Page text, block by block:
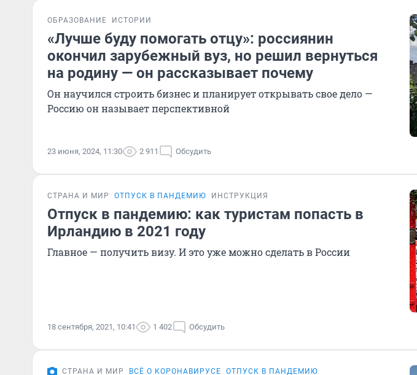
ОБРАЗОВАНИЕ ИСТОРИИ
«Лучше буду помогать отцу»: россиянин
окончил зарубежный вуз, но решил вернуться
на родину — он рассказывает почему
Он научился строить бизнес и планирует открывать свое дело —
Россию он называет перспективной
23 июня, 2024, 11:30 2 911 Обсудить
СТРАНА И МИР ОТПУСК В ПАНДЕМИЮ ИНСТРУКЦИЯ
Отпуск в пандемию: как туристам попасть в
Ирландию в 2021 году
Главное — получить визу. И это уже можно сделать в России
18 сентября, 2021, 10:41 1 402 Обсудить
СТРАНА И МИР ВСЁ О КОРОНАВИРУСЕ ОТПУСК В ПАНДЕМИЮ